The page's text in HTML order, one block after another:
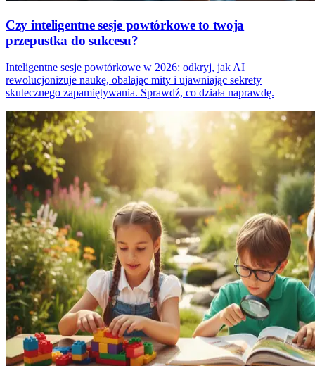
Czy inteligentne sesje powtórkowe to twoja
przepustka do sukcesu?
Inteligentne sesje powtórkowe w 2026: odkryj, jak AI
rewolucjonizuje naukę, obalając mity i ujawniając sekrety
skutecznego zapamiętywania. Sprawdź, co działa naprawdę.